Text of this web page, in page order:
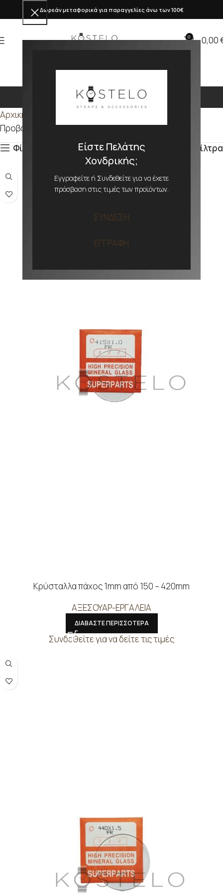
Είστε Πελάτης
Χονδρικής;
Εγγραφείτε ή Συνδεθείτε για να έχετε
πρόσβαση στις τιμές των προϊόντων.
ΣΥΝΔΕΣΗ
ΕΓΓΡΑΦΗ
Δωρεάν μεταφορικά για παραγγελίες άνω των 100€
0 0,00
273mm
Αρχική σελίδα
Προβάλλονται όλα - 3 αποτελέσματα
Φίλτρα
Φίλτρα
Κρύσταλλα πάχος 1mm από 150 – 420mm
ΑΞΕΣΟΥΑΡ-ΕΡΓΑΛΕΙΑ
ΔΙΑΒΑΣΤΕ ΠΕΡΙΣΣΟΤΕΡΑ
Συνδεθείτε για να δείτε τις τιμές